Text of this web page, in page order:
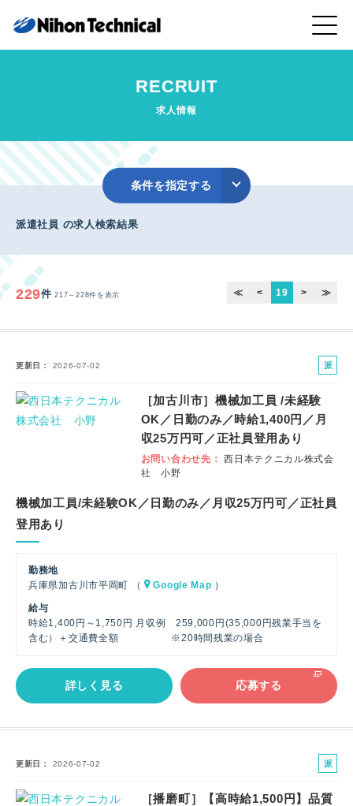
RECRUIT
求人情報
条件を指定する
派遣社員 の求人検索結果
229件 217～228件を表示 ≪ < 19 > ≫
更新日 2026-07-02
派
員
［加古川市］機械加工員 /未経験
OK／日勤のみ／時給1,400円／月
収25万円可／正社員登用あり
お問い合わせ先
西日本テクニカル株式会
社 小野
機械加工員/未経験OK／日勤のみ／月収25万円可／正社員
登用あり
勤務地
兵庫県加古川市平岡町 （
Google Map ）
給与
時給1,400円～1,750円 月収例 259,000円(35,000円残業手当を
含む）＋交通費全額 ※20時間残業の場合
詳しく見る 応募する
更新日 2026-07-02
派
社
［播磨町］【高時給1,500円】品質